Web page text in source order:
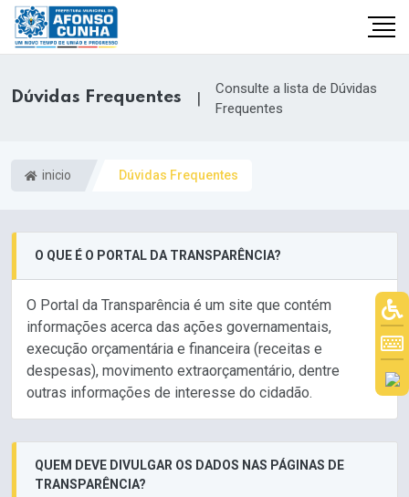
Dúvidas Frequentes |
Consulte a lista de Dúvidas
Frequentes
inicio Dúvidas Frequentes
O QUE É O PORTAL DA TRANSPARÊNCIA?
O Portal da Transparência é um site que contém
informações acerca das ações governamentais,
execução orçamentária e financeira (receitas e
despesas), movimento extraorçamentário, dentre
outras informações de interesse do cidadão.
QUEM DEVE DIVULGAR OS DADOS NAS PÁGINAS DE
TRANSPARÊNCIA?